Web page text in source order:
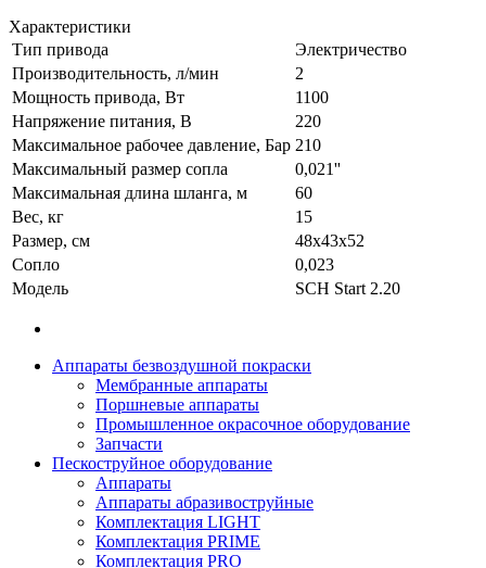
Характеристики
Тип привода
Электричество
Производительность, л/мин
2
Мощность привода, Вт
1100
Напряжение питания, В
220
Максимальное рабочее давление, Бар 210
Максимальный размер сопла
0,021''
Максимальная длина шланга, м
60
Вес, кг
15
Размер, см
48х43х52
Сопло
0,023
Модель
SCH Start 2.20
Аппараты безвоздушной покраски
Мембранные аппараты
Поршневые аппараты
Промышленное окрасочное оборудование
Запчасти
Пескоструйное оборудование
Аппараты
Аппараты абразивоструйные
Комплектация LIGHT
Комплектация PRIME
Комплектация PRO